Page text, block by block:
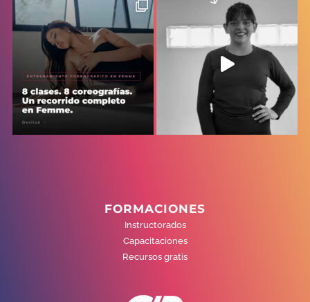
FORMACIONES
Instructorados
Capacitaciones
Recursos gratis